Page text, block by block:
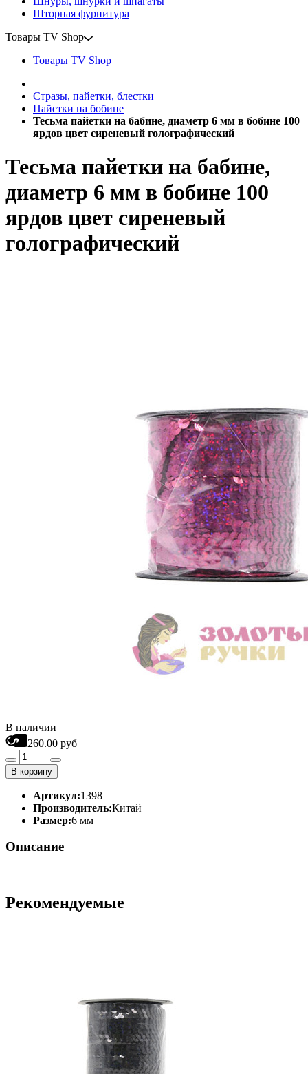
Шторная фурнитура
Товары TV Shop
Товары TV Shop
Стразы, пайетки, блестки
Пайетки на бобине
Тесьма пайетки на бабине, диаметр 6 мм в бобине 100
ярдов цвет сиреневый голографический
Тесьма пайетки на бабине,
диаметр 6 мм в бобине 100
ярдов цвет сиреневый
голографический
В наличии
260.00 руб
В корзину
Артикул:1398
Производитель:Китай
Размер:6 мм
Описание
Рекомендуемые